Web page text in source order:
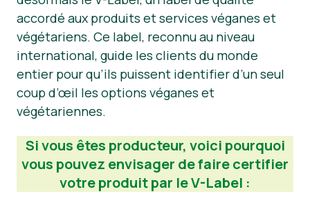
Signaler un abus
Nouvelles
Matériel de presse
accordé aux produits et services véganes et
végétariens. Ce label, reconnu au niveau
international, guide les clients du monde
entier pour qu’ils puissent identifier d’un seul
coup d’œil les options véganes et
végétariennes.
Si vous êtes producteur, voici pourquoi
vous pouvez envisager de faire certifier
votre produit par le V-Label :